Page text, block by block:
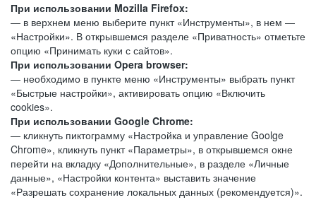
При использовании Mozilla Firefox:
— в верхнем меню выберите пункт «Инструменты», в нем —
«Настройки». В открывшемся разделе «Приватность» отметьте
опцию «Принимать куки с сайтов».
При использовании Opera browser:
— необходимо в пункте меню «Инструменты» выбрать пункт
«Быстрые настройки», активировать опцию «Включить
cookies».
При использовании Google Chrome:
— кликнуть пиктограмму «Настройка и управление Goolge
Chrome», кликнуть пункт «Параметры», в открывшемся окне
перейти на вкладку «Дополнительные», в разделе «Личные
данные», «Настройки контента» выставить значение
«Разрешать сохранение локальных данных (рекомендуется)».